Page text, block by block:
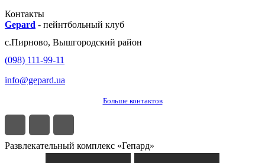
Контакты
Gepard - пейнтбольный клуб
с.Пирново, Вышгородский район
(098) 111-99-11
info@gepard.ua
Больше контактов
Развлекательный комплекс «Гепард»